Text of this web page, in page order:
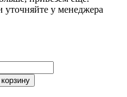
уточняйте у менеджера